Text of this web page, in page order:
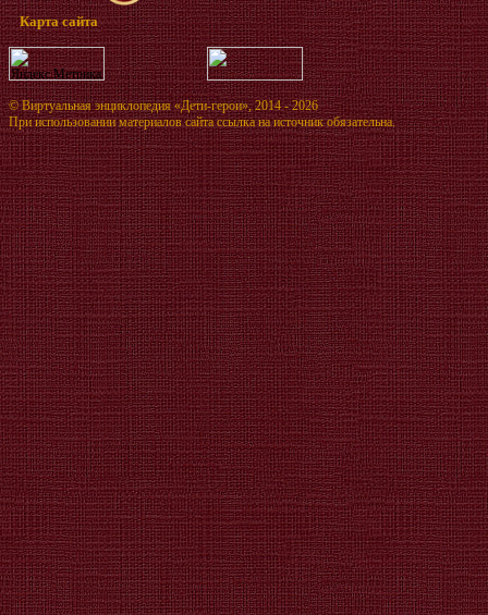
Карта сайта
©Виртуальная энциклопедия «Дети-герои», 2014 - 2026
При использовании материалов сайта ссылка на источник обязательна.